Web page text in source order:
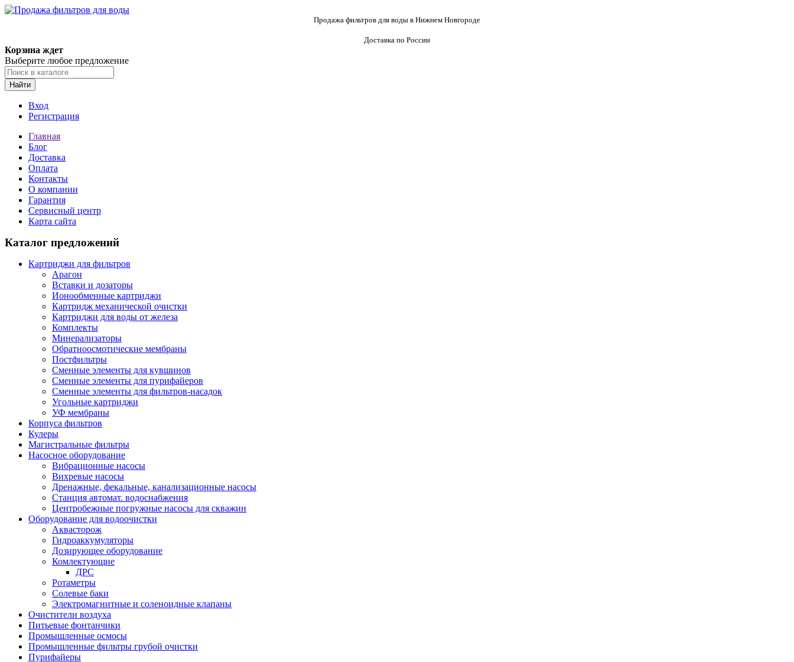
Продажа фильтров для воды в Нижнем Новгороде
Доставка по России
Корзина ждет
Выберите любое предложение
Найти
Вход
Регистрация
Главная
Блог
Доставка
Оплата
Контакты
О компании
Гарантия
Сервисный центр
Карта сайта
Каталог предложений
Картриджи для фильтров
Арагон
Вставки и дозаторы
Ионообменные картриджи
Картридж механической очистки
Картриджи для воды от железа
Комплекты
Минерализаторы
Обратноосмотические мембраны
Постфильтры
Сменные элементы для кувшинов
Сменные элементы для пурифайеров
Сменные элементы для фильтров-насадок
Угольные картриджи
УФ мембраны
Корпуса фильтров
Кулеры
Магистральные фильтры
Насосное оборудование
Вибрационные насосы
Вихревые насосы
Дренажные, фекальные, канализационные насосы
Станция автомат. водоснабжения
Центробежные погружные насосы для скважин
Оборудование для водоочистки
Аквасторож
Гидроаккумуляторы
Дозирующее оборудование
Комлектующие
ДРС
Ротаметры
Солевые баки
Электромагнитные и соленоидные клапаны
Очистители воздуха
Питьевые фонтанчики
Промышленные осмосы
Промышленные фильтры грубой очистки
Пурифайеры